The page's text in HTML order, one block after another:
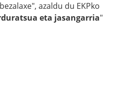
azaldu du EKPko
eta jasangarria"